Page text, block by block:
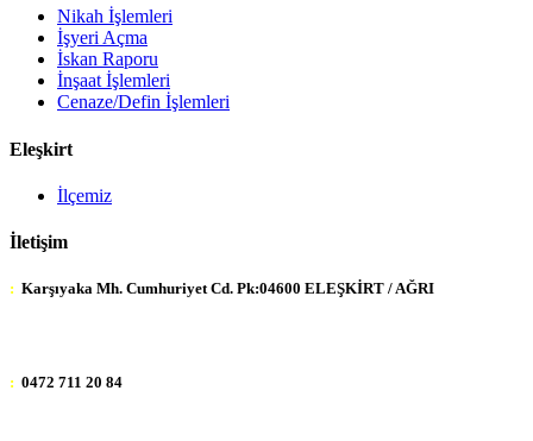
Nikah İşlemleri
İşyeri Açma
İskan Raporu
İnşaat İşlemleri
Cenaze/Defin İşlemleri
Eleşkirt
İlçemiz
İletişim
: Karşıyaka Mh. Cumhuriyet Cd. Pk:04600 ELEŞKİRT / AĞRI
: 0472 711 20 84